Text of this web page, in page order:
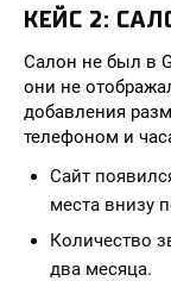
КЕЙС 2:
Салон не был в
они не
добавления
телефоном и
Сайт
места внизу
Количество
два месяца.